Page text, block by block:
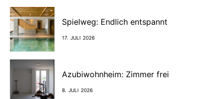
Spielweg: Endlich entspannt
17. JULI 2026
Azubiwohnheim: Zimmer frei
8. JULI 2026